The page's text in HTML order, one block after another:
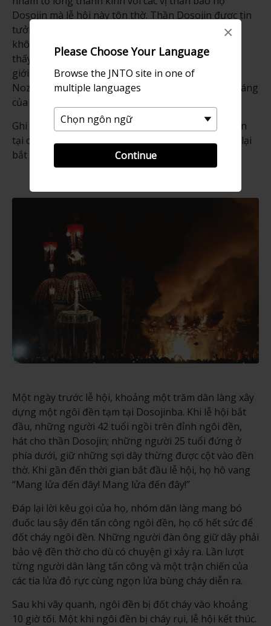
Please Choose Your Language
Browse the JNTO site in one of
multiple languages
Continue
×
Dosojin mà lễ hội này tôn thờ. Thần Dosojin được tin
tưởng là sẽ giúp đẩy lùi dịch bệnh và nhiều điều
không may khác. Những vị thần này thường được
thấy khắc trên đá nằm ven đường và các mốc ranh
giới khắp miền trung Nhật Bản; ở Suối nước nóng
Nozawa, những vị thần này xuất hiện trong hình dáng
của hai cây cột gỗ được vẽ như một cặp đôi.
Ghi chép sớm nhất về lễ hội này dưới hình thức hiện
tại có từ giữa những năm 1800, nhưng nguồn gốc lại
bắt đầu từ trước đó rất lâu.
Một ngày trước lễ hội, khoảng một trăm dân làng xây
dựng một ngôi đền tạm tại Dosojinba. Khi lễ hội bắt
đầu, những người 42 tuổi ngồi trên đỉnh ngôi đền,
hát cho thần Dosojin; những người 25 tuổi đứng ở
phía dưới, giữ những sợi dây thừng được cột vào đền
thờ. Khi gần đến thời gian bắt đầu lễ hội, họ hô vang
“Mang lửa đến đây! Mang lửa đến đây!”
Đáp lại lời kêu gọi của họ, nhóm dân làng mang bó
đuốc lau sậy đến tấn công ngôi đền, họ cố hết sức để
đốt cháy ngôi đền. Những người đàn ông giữ dây phải
bảo vệ đền thờ cho dù có chuyện gì xảy ra. Lần lượt
từng người dân làng tấn công và một trận chiến của
các tia lửa đỏ rực cùng ngọn lửa bùng cháy diễn ra.
Sau khi vây quanh, ngôi đền bị đốt cháy vào khoảng
10 giờ tối. Một khi ngôi đền bị cháy rụi, lễ hội kết thúc.